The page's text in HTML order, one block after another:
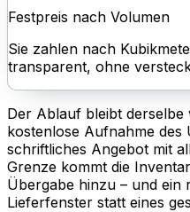
Festpreis nach Volumen
Sie zahlen nach
transparent, ohne
Der Ablauf bleibt derselbe
kostenlose Aufnahme des
schriftliches Angebot mit
Grenze kommt die
Übergabe hinzu – und ein
Lieferfenster statt eines